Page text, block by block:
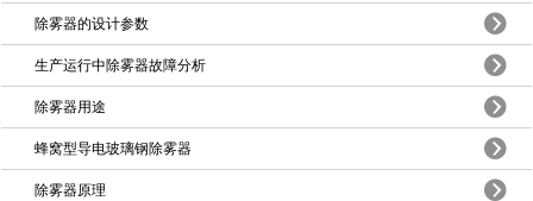
除雾器的设计参数
生产运行中除雾器故障分析
除雾器用途
蜂窝型导电玻璃钢除雾器
除雾器原理